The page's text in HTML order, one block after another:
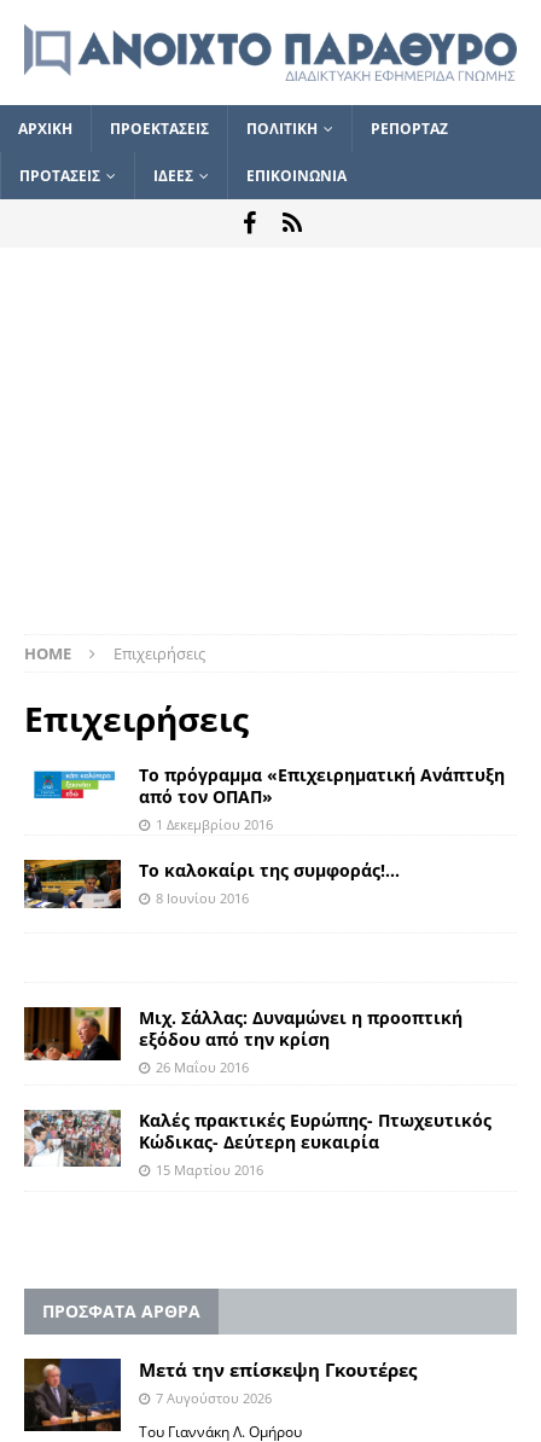
ΑΡΧΙΚΗ ΠΡΟΕΚΤΑΣΕΙΣ ΠΟΛΙΤΙΚΗ ΡΕΠΟΡΤΑΖ
ΠΡΟΤΑΣΕΙΣ ΙΔΕΕΣ ΕΠΙΚΟΙΝΩΝΙΑ
HOME Επιχειρήσεις
Επιχειρήσεις
Το πρόγραμμα «Επιχειρηματική Ανάπτυξη
από τον ΟΠΑΠ»
1 Δεκεμβρίου 2016
Το καλοκαίρι της συμφοράς!…
8 Ιουνίου 2016
Μιχ. Σάλλας: Δυναμώνει η προοπτική
εξόδου από την κρίση
26 Μαΐου 2016
Καλές πρακτικές Ευρώπης- Πτωχευτικός
Κώδικας- Δεύτερη ευκαιρία
15 Μαρτίου 2016
ΠΡΟΣΦΑΤΑ ΑΡΘΡΑ
Μετά την επίσκεψη Γκουτέρες
7 Αυγούστου 2026
Του Γιαννάκη Λ. Ομήρου